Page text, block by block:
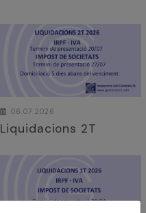
06.07.2026
Liquidacions 2T